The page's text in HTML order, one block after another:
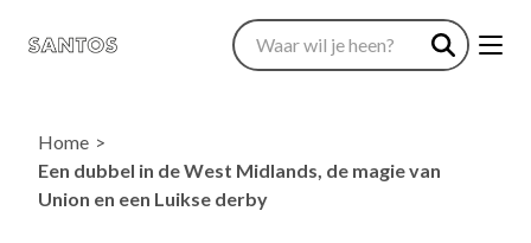
Home
Een dubbel in de West Midlands, de magie van
Union en een Luikse derby